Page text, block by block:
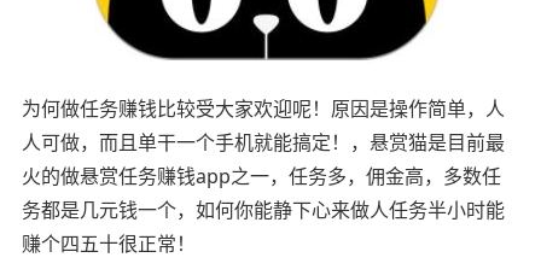
为何做任务赚钱比较受大家欢迎呢！原因是操作简单，人
人可做，而且单干一个手机就能搞定！，悬赏猫是目前最
火的做悬赏任务赚钱app之一，任务多，佣金高，多数任
务都是几元钱一个，如何你能静下心来做人任务半小时能
赚个四五十很正常！